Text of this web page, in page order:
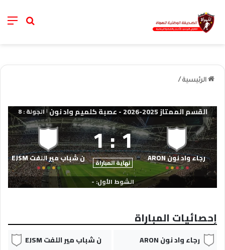
خانة
الرئيسية /
القسم الممتاز 2025-2026 - عصبة كلميم واد نون | الجولة : 8
رجاء واد نون ARON 1
:
1
نهاية المباراة ن شباب مير اللفت EJSM
الشوط الأول: -
إحصائيات المباراة
رجاء واد نون ARON ن شباب مير اللفت EJSM